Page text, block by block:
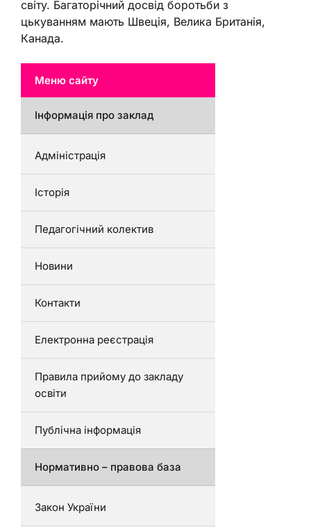
світу. Багаторічний досвід боротьби з
цькуванням мають Швеція, Велика Британія,
Канада.
Меню сайту
Інформація про заклад
Адміністрація
Історія
Педагогічний колектив
Новини
Контакти
Електронна реєстрація
Правила прийому до закладу
освіти
Публічна інформація
Нормативно – правова база
Закон України